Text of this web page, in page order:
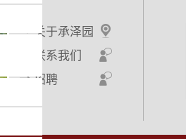
关于承泽园
联系我们
招聘